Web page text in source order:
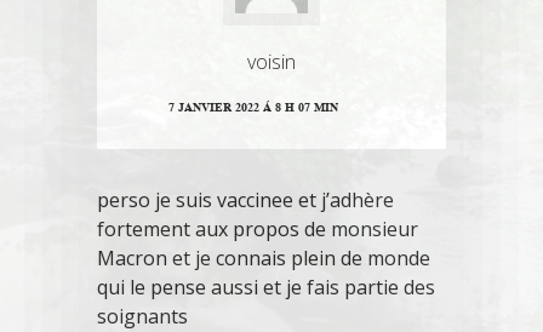
voisin
7 JANVIER 2022 Á 8 H 07 MIN
perso je suis vaccinee et j’adhère
fortement aux propos de monsieur
Macron et je connais plein de monde
qui le pense aussi et je fais partie des
soignants